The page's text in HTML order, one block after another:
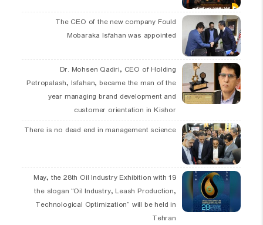
The CEO of the new company Fould
Mobaraka Isfahan was appointed
Dr. Mohsen Qadiri, CEO of Holding
Petropalash, Isfahan, became the man of the
year managing brand development and
customer orientation in Kishor
There is no dead end in management science
19 May, the 28th Oil Industry Exhibition with
the slogan “Oil Industry, Leash Production,
Technological Optimization” will be held in
Tehran